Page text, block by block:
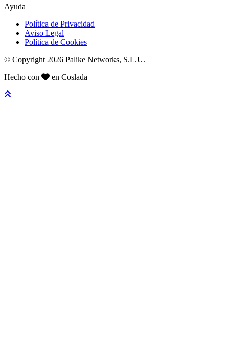
Ayuda
Política de Privacidad
Aviso Legal
Política de Cookies
© Copyright 2026 Palike Networks, S.L.U.
Hecho con
en Coslada